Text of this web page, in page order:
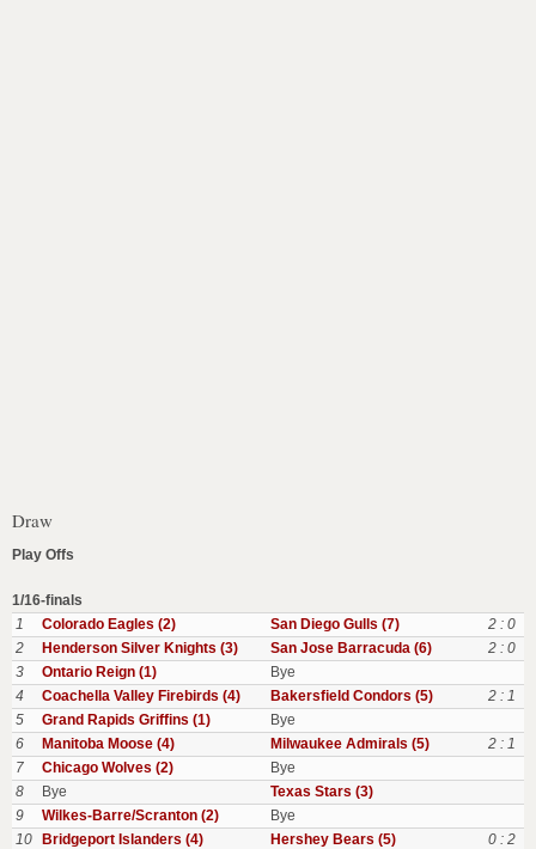
Draw
Play Offs
1/16-finals
1
Colorado Eagles (2) San Diego Gulls (7)
2 : 0
2
Henderson Silver Knights (3) San Jose Barracuda (6)
2 : 0
3
Ontario Reign (1)
Bye
4
Coachella Valley Firebirds (4) Bakersfield Condors (5)
2 : 1
5
Grand Rapids Griffins (1)
Bye
6
Manitoba Moose (4) Milwaukee Admirals (5)
2 : 1
7
Chicago Wolves (2)
Bye
8
Bye
Texas Stars (3)
9
Wilkes-Barre/Scranton (2)
Bye
10
Bridgeport Islanders (4) Hershey Bears (5)
0 : 2